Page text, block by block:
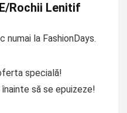
Rochii Lenitif
la FashionDays.
specială!
să se epuizeze!